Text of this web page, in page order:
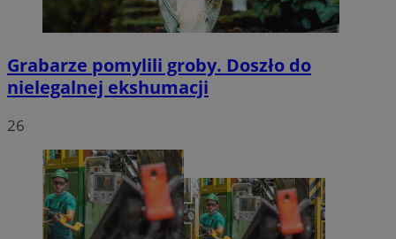
Grabarze pomylili groby. Doszło do
nielegalnej ekshumacji
26